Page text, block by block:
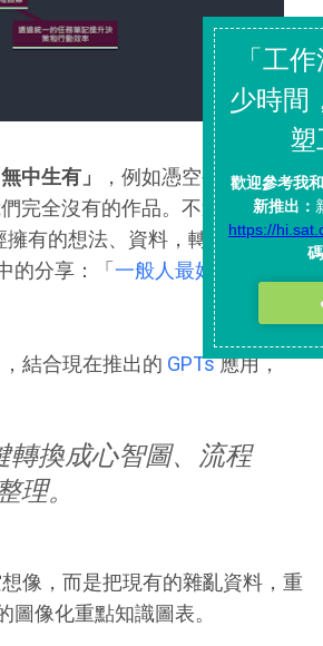
無中生有」
，例如憑空生成一段文
完全沒有的作品。不過我自己更喜
擁有的想法、資料，轉換出我原本
的分享：「一般人最好上手且有效
結合現在推出的 GPTs應用，
轉換成心智圖、流程
理。
像，而是把現有的雜亂資料，重
像化重點知識圖表。